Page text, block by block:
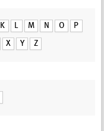
K L M N O P
X Y Z